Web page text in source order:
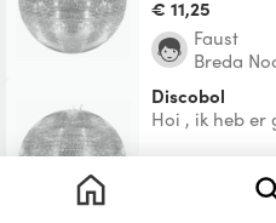
€ 11,25
Faust
Breda
Discobol
Hoi , ik heb